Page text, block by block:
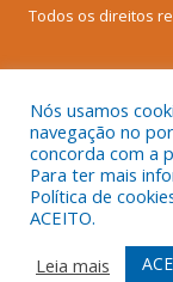
Todos os direitos
Mapa do
Nós usamos
navegação no
concorda com a
Para ter mais
Política de
ACEITO.
Leia mais